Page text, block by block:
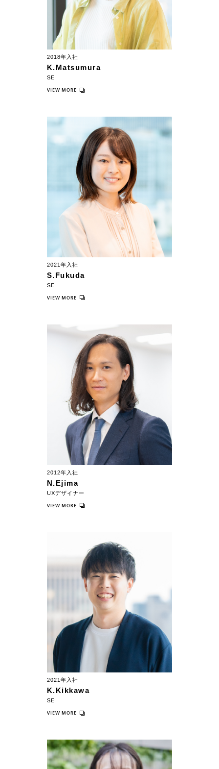
2018年入社
K.Matsumura
SE
VIEW MORE
2021年入社
S.Fukuda
SE
VIEW MORE
2012年入社
N.Ejima
UXデザイナー
VIEW MORE
2021年入社
K.Kikkawa
SE
VIEW MORE